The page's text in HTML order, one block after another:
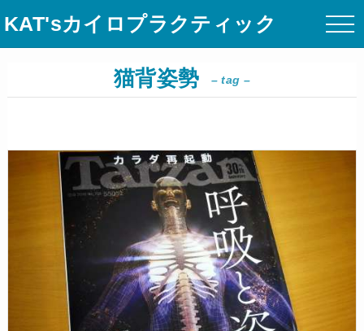
KAT'sカイロプラクティック
猫背姿勢 – tag –